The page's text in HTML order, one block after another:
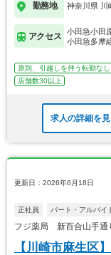
勤務地 神奈川県 川
アクセス
小田急小田
小田急多摩
原則、引越しを伴う転勤なし
店舗数30以上
求人の詳細を
更新日：2026年6月18日
正社員 パート・アルバイ
フジ薬局 新百合山手通
【川崎市麻生区